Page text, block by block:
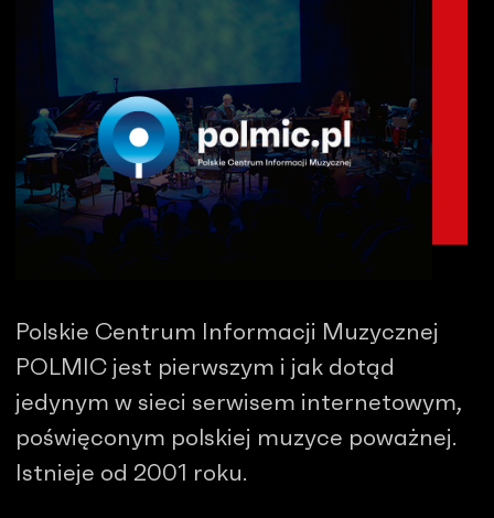
Polskie Centrum Informacji Muzycznej
POLMIC jest pierwszym i jak dotąd
jedynym w sieci serwisem internetowym,
poświęconym polskiej muzyce poważnej.
Istnieje od 2001 roku.